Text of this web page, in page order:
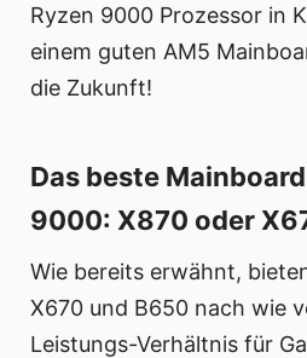
Ryzen 9000 Prozessor in
einem guten AM5
die Zukunft!
Das beste
9000: X870 oder
Wie bereits erwähnt,
X670 und B650 nach wie
Leistungs-Verhältnis für